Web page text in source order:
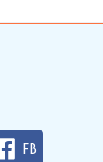
FB